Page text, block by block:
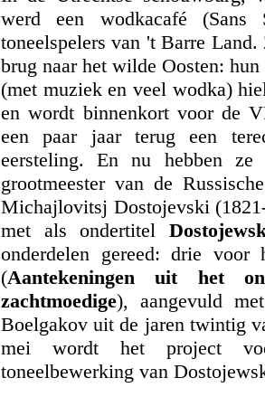
werd een wodkacafé
toneelspelers van 't Barre
brug naar het wilde Oosten:
(met muziek en veel wodka)
en wordt binnenkort voor de
een paar jaar terug een
eersteling. En nu hebben
grootmeester van de
Michajlovitsj Dostojevski
met als ondertitel
onderdelen gereed: drie voor
(Aantekeningen uit het
zachtmoedige), aangevuld
Boelgakov uit de jaren twintig
mei wordt het project
toneelbewerking van